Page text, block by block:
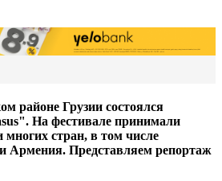
районе Грузии состоялся
На фестивале принимали
многих стран, в том числе
Армения. Представляем репортаж